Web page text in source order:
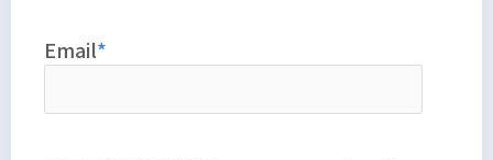
Email